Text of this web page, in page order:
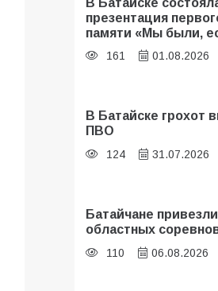
презентация
памяти «Мы были,
161 01.08.2026
В Батайске грохот
ПВО
124 31.07.2026
Батайчане
областных
110 06.08.2026